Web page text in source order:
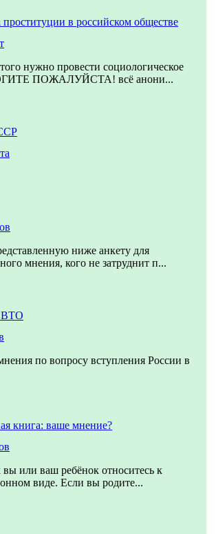
в российском обществе
нужно провести социологическое
ПОЖАЛУЙСТА! всё анони...
ниже анкету для
мнения, кого не затруднит п...
ВТО
по вопросу вступления России в
книга: ваше мнение?
вы или ваш ребёнок относитесь к
виде. Если вы родите...